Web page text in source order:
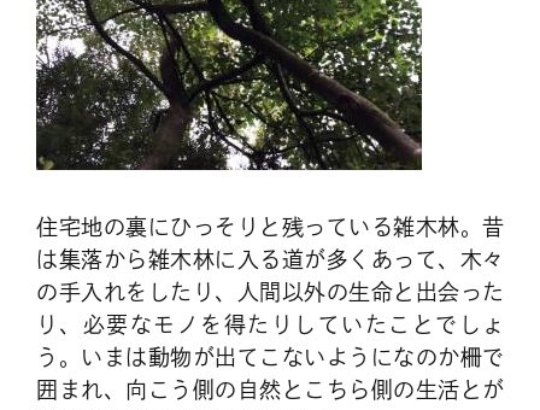
住宅地の裏にひっそりと残っている雑木林。昔
は集落から雑木林に入る道が多くあって、木々
の手入れをしたり、人間以外の生命と出会った
り、必要なモノを得たりしていたことでしょ
う。いまは動物が出てこないようになのか柵で
囲まれ、向こう側の自然とこちら側の生活とが